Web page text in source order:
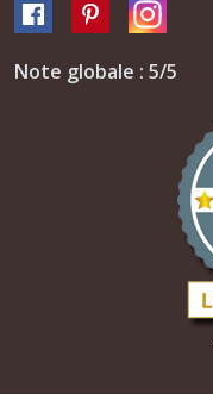
Note globale : 5/5